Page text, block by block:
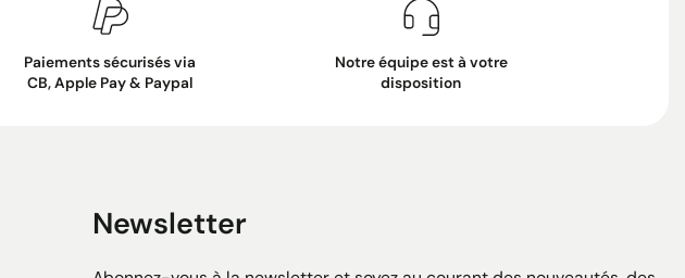
Paiements sécurisés via
CB, Apple Pay & Paypal
Notre équipe est à votre
disposition
Newsletter